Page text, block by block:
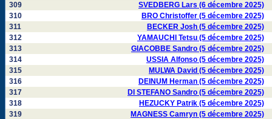
309
SVEDBERG Lars (6 décembre 2025)
310
BRO Christoffer (5 décembre 2025)
311
BECKER Josh (5 décembre 2025)
312
YAMAUCHI Tetsu (5 décembre 2025)
313
GIACOBBE Sandro (5 décembre 2025)
314
USSIA Alfonso (5 décembre 2025)
315
MULWA David (5 décembre 2025)
316
DEINUM Herman (5 décembre 2025)
317
DI STEFANO Sandro (5 décembre 2025)
318
HEZUCKY Patrik (5 décembre 2025)
319
MAGNESS Camryn (5 décembre 2025)